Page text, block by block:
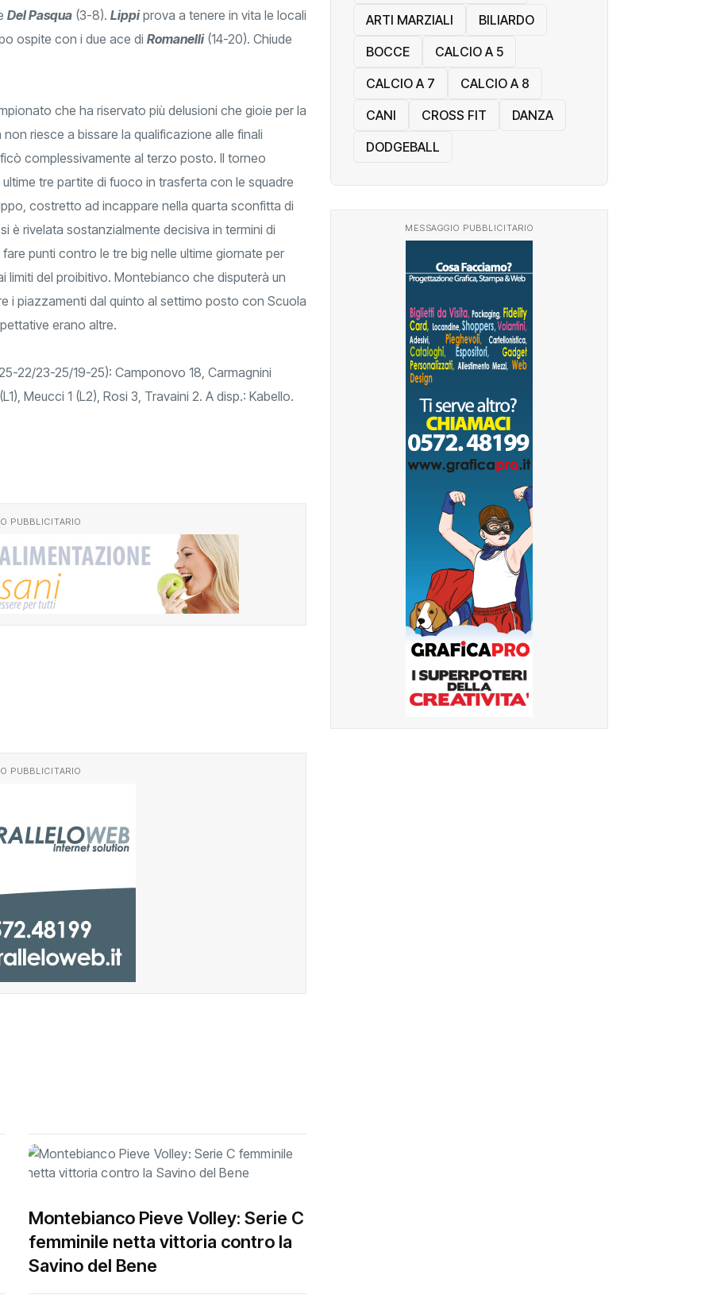
Del Pasqua (3-8). Lippiprova a tenere in vita le locali
ospite con i due ace di Romanelli(14-20). Chiude
che ha riservato più delusioni che gioie per la
riesce a bissare la qualificazione alle finali
complessivamente al terzo posto. Il torneo
tre partite di fuoco in trasferta con le squadre
costretto ad incappare nella quarta sconfitta di
è rivelata sostanzialmente decisiva in termini di
punti contro le tre big nelle ultime giornate per
limiti del proibitivo. Montebianco che disputerà un
i piazzamenti dal quinto al settimo posto con Scuola
erano altre.
22/23-25/19-25): Camponovo 18, Carmagnini
Meucci 1 (L2), Rosi 3, Travaini 2. A disp.: Kabello.
PUBBLICITARIO
PUBBLICITARIO
Montebianco Pieve Volley: Serie C
femminile netta vittoria contro la
Savino del Bene
ARTI MARZIALI
BILIARDO
BOCCE
CALCIO A 5
CALCIO A 7
CALCIO A 8
CANI
CROSS FIT
DANZA
DODGEBALL
MESSAGGIO PUBBLICITARIO